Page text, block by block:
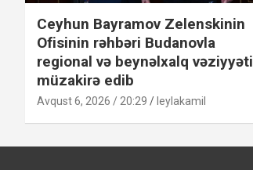
Ceyhun Bayramov Zelenskinin
Ofisinin rəhbəri Budanovla
regional və beynəlxalq vəziyyəti
müzakirə edib
Avqust 6, 2026 / 20:29 leylakamil